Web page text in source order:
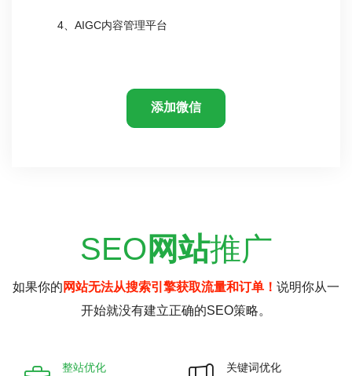
4、AIGC内容管理平台
添加微信
SEO 网站推广
如果你的 网站无法从搜索引擎获取流量和订单！ 说明你从一
开始就没有建立正确的SEO策略。
整站优化
关键词优化